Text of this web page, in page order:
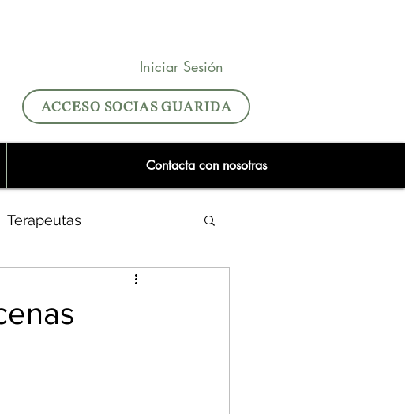
Iniciar Sesión
ACCESO SOCIAS GUARIDA
Contacta con nosotras
Terapeutas